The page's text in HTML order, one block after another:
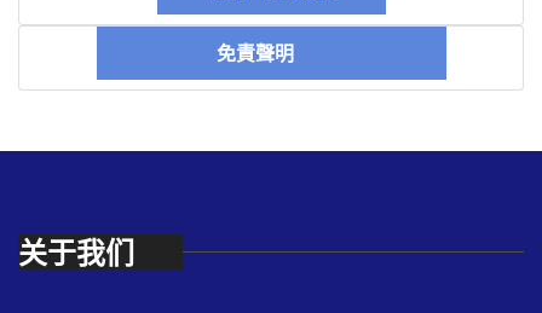
免責聲明
关于我们